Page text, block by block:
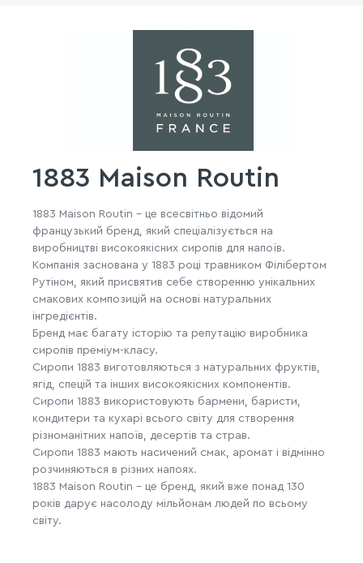
1883 Maison Routin
1883 Maison Routin – це всесвітньо відомий
французький бренд, який спеціалізується на
виробництві високоякісних сиропів для напоїв.
Компанія заснована у 1883 році травником Філібертом
Рутіном, який присвятив себе створенню унікальних
смакових композицій на основі натуральних
інгредієнтів.
Бренд має багату історію та репутацію виробника
сиропів преміум-класу.
Сиропи 1883 виготовляються з натуральних фруктів,
ягід, спецій та інших високоякісних компонентів.
Сиропи 1883 використовують бармени, баристи,
кондитери та кухарі всього світу для створення
різноманітних напоїв, десертів та страв.
Сиропи 1883 мають насичений смак, аромат і відмінно
розчиняються в різних напоях.
1883 Maison Routin – це бренд, який вже понад 130
років дарує насолоду мільйонам людей по всьому
світу.